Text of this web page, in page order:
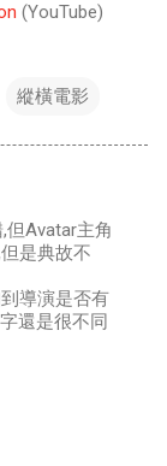
(YouTube)
縱橫電影
但Avatar主角
是典故不
導演是否有
還是很不同